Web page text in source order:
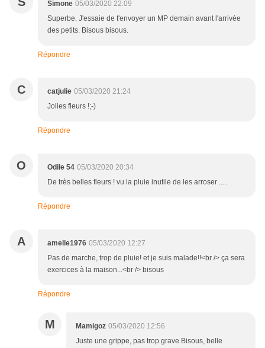
Simone 05/03/2020 22:09
Superbe. J'essaie de t'envoyer un MP demain avant l'arrivée
des petits. Bisous bisous.
Répondre
C catjulie 05/03/2020 21:24
Jolies fleurs !;-)
Répondre
O Odile 54 05/03/2020 20:34
De très belles fleurs ! vu la pluie inutile de les arroser .....
Répondre
A amelie1976 05/03/2020 12:27
Pas de marche, trop de pluie! et je suis malade!!<br /> ça sera
exercices à la maison...<br /> bisous
Répondre
M Mamigoz 05/03/2020 12:56
Juste une grippe, pas trop grave Bisous, belle